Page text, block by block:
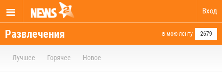
Вход
Развлечения в мою ленту 2679
Лучшее Горячее Новое